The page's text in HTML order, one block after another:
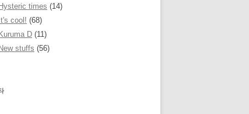
Hysteric times (14)
It's cool! (68)
Kuruma D (11)
New stuffs (56)